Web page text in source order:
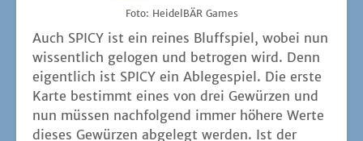
legt hat. Oder was man ger­ne abge­legt hätte!
Die nach­fol­gen­den Mit­spie­len­den kön­nen die­
se Ansa­ge anzwei­feln. Folgt auf die Pfef­fer 8
tat­säch­lich die Pfef­fer 9? Nie­mals! Aller­dings
muss man sich beim Anzwei­feln ent­schei­den,
ob nun der Zah­len­wert auf der aus­ge­spiel­ten